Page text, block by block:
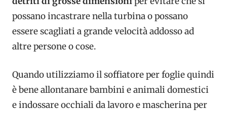
possano incastrare nella turbina o possano
essere scagliati a grande velocità addosso ad
altre persone o cose.
Quando utilizziamo il soffiatore per foglie quindi
è bene allontanare bambini e animali domestici
e indossare occhiali da lavoro e mascherina per